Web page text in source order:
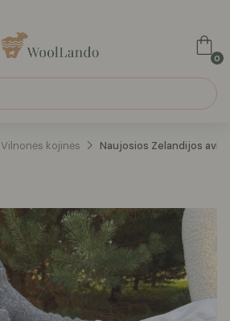
0
Vilnonės kojinės Naujosios Zelandijos avių